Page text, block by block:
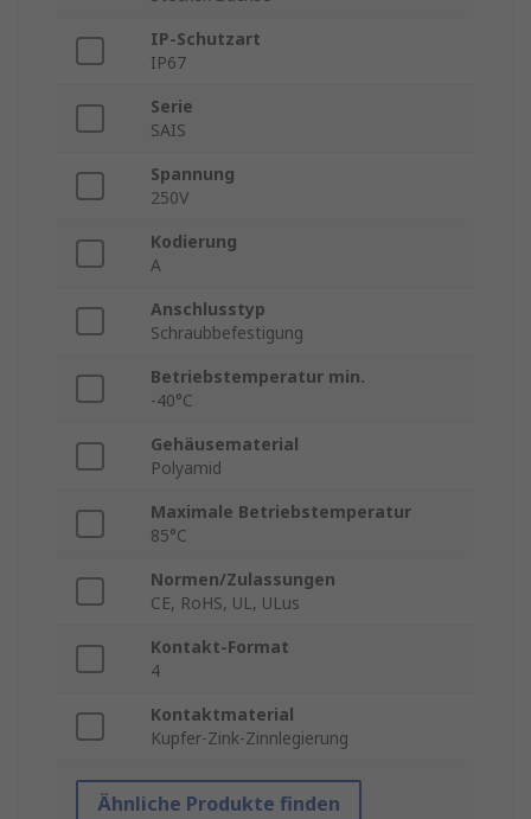
IP-Schutzart
IP67
Serie
SAIS
Spannung
250V
Kodierung
A
Anschlusstyp
Schraubbefestigung
Betriebstemperatur min.
-40°C
Gehäusematerial
Polyamid
Maximale Betriebstemperatur
85°C
Normen/Zulassungen
CE, RoHS, UL, ULus
Kontakt-Format
4
Kontaktmaterial
Kupfer-Zink-Zinnlegierung
Ähnliche Produkte finden